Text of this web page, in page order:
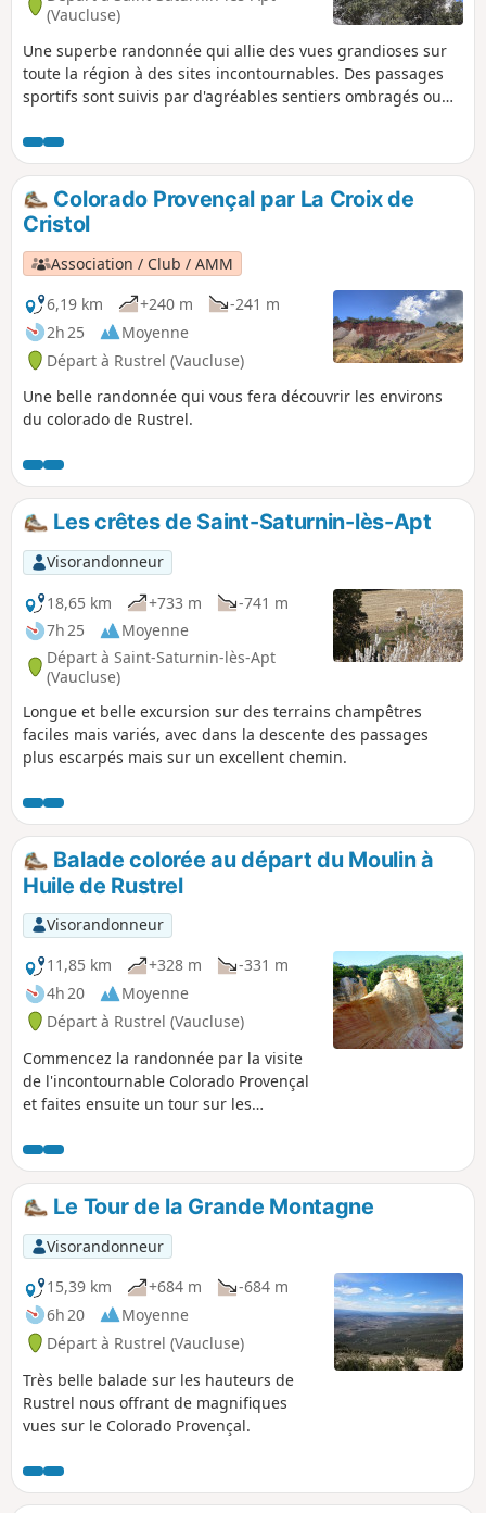
(Vaucluse)
Une superbe randonnée qui allie des vues grandioses sur
toute la région à des sites incontournables. Des passages
sportifs sont suivis par d'agréables sentiers ombragés ou
autour de Saint-Saturnin-lès-Apt.
Colorado Provençal par La Croix de
Cristol
Association / Club / AMM
6,19 km
+240 m
-241 m
2h 25
Moyenne
Départ à Rustrel (Vaucluse)
Une belle randonnée qui vous fera découvrir les environs
du colorado de Rustrel.
Les crêtes de Saint-Saturnin-lès-Apt
Visorandonneur
18,65 km
+733 m
-741 m
7h 25
Moyenne
Départ à Saint-Saturnin-lès-Apt
(Vaucluse)
Longue et belle excursion sur des terrains champêtres
faciles mais variés, avec dans la descente des passages
plus escarpés mais sur un excellent chemin.
Balade colorée au départ du Moulin à
Huile de Rustrel
Visorandonneur
11,85 km
+328 m
-331 m
4h 20
Moyenne
Départ à Rustrel (Vaucluse)
Commencez la randonnée par la visite
de l'incontournable Colorado Provençal
et faites ensuite un tour sur les
villages de Rustrel, Gignac et Caseneuve
pour admirer les champs de lavande et
profiter d'une belle vue sur l'imposant
château de Caseneuve et le Grand
Lubéron.Cette balade est une variante
moins asphaltée du Visite et tour du
Colorado Provençal par les crêtes
(parcours officiel)À faire tôt le matin, en
été et par beau temps pour profiter au
maximum des couleurs des ocres et de
la lavande.
Le Tour de la Grande Montagne
Visorandonneur
15,39 km
+684 m
-684 m
6h 20
Moyenne
Départ à Rustrel (Vaucluse)
Très belle balade sur les hauteurs de
Rustrel nous offrant de magnifiques
vues sur le Colorado Provençal.